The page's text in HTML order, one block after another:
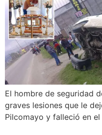
El hombre de seguridad
graves lesiones que le
Pilcomayo y falleció en